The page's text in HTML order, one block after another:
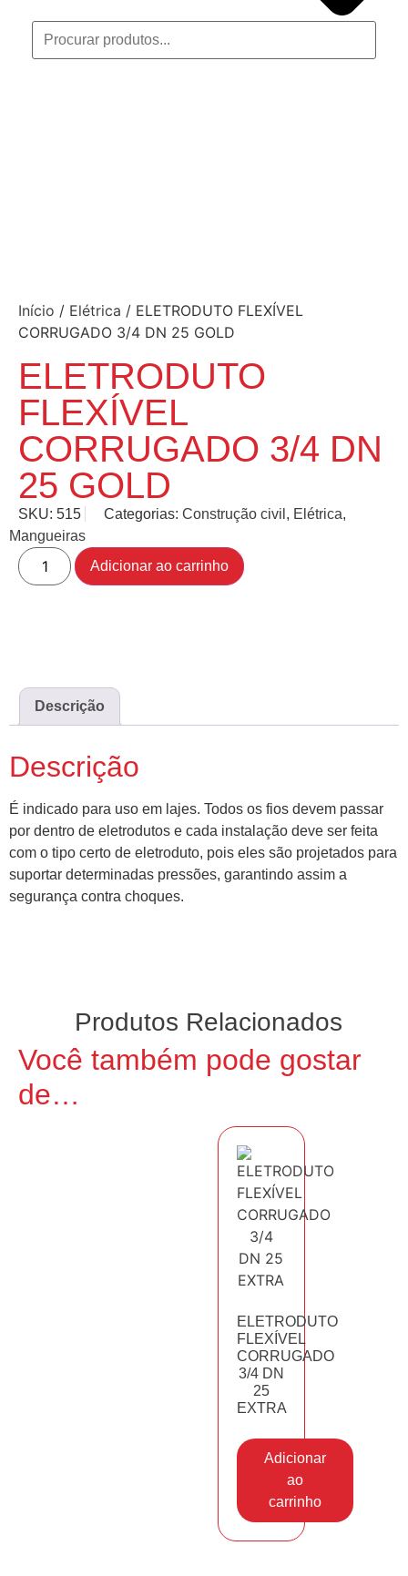
Início / Elétrica / ELETRODUTO FLEXÍVEL
CORRUGADO 3/4 DN 25 GOLD
ELETRODUTO
FLEXÍVEL
CORRUGADO 3/4 DN
25 GOLD
Adicionar ao carrinho
SKU: 515 Categorias: Construção civil , Elétrica,
Mangueiras
Descrição
Descrição
É indicado para uso em lajes. Todos os fios devem passar
por dentro de eletrodutos e cada instalação deve ser feita
com o tipo certo de eletroduto, pois eles são projetados para
suportar determinadas pressões, garantindo assim a
segurança contra choques.
Produtos Relacionados
Você também pode gostar
de…
ELETRODUTO
FLEXÍVEL
CORRUGADO
3/4 DN
25
EXTRA
Adicionar
ao
carrinho